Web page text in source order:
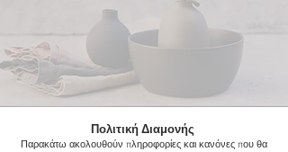
Πολιτική Διαμονής
Παρακάτω ακολουθούν πληροφορίες και κανόνες που θα